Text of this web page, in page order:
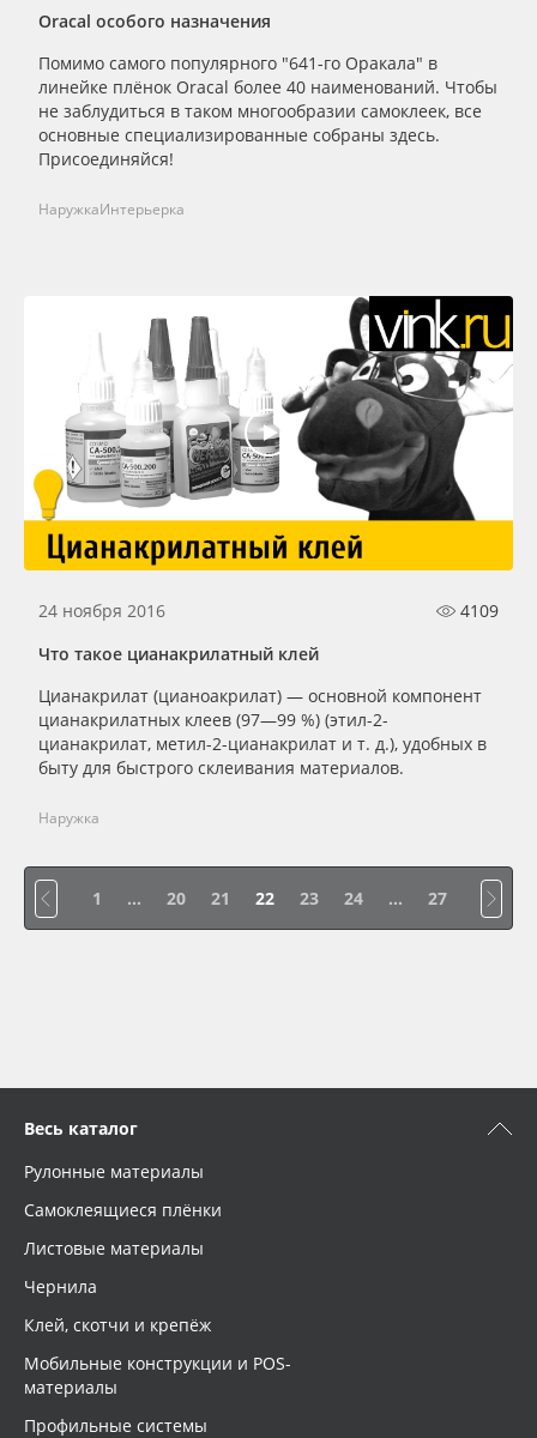
Oracal особого назначения
Помимо самого популярного "641-го Оракала" в
линейке плёнок Oracal более 40 наименований. Чтобы
не заблудиться в таком многообразии самоклеек, все
основные специализированные собраны здесь.
Присоединяйся!
НаружкаИнтерьерка
24 ноября 2016
4109
Что такое цианакрилатный клей
Цианакрилат (цианоакрилат) — основной компонент
цианакрилатных клеев (97—99 %) (этил-2-
цианакрилат, метил-2-цианакрилат и т. д.), удобных в
быту для быстрого склеивания материалов.
Наружка
1 ... 20 21 22 23 24 ... 27
Весь каталог
Рулонные материалы
Самоклеящиеся плёнки
Листовые материалы
Чернила
Клей, скотчи и крепёж
Мобильные конструкции и POS-
материалы
Профильные системы